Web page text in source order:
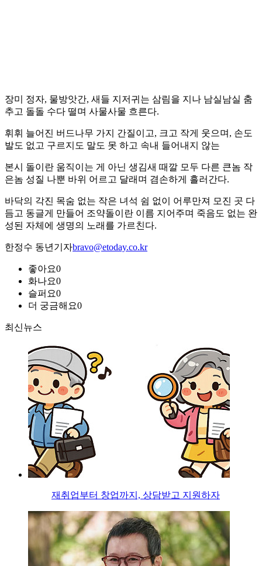
장미 정자, 물방앗간, 새들 지저귀는 삼림을 지나 남실남실 춤
추고 돌돌 수다 떨며 사물사물 흐른다.
휘휘 늘어진 버드나무 가지 간질이고, 크고 작게 웃으며, 손도
발도 없고 구르지도 말도 못 하고 속내 들어내지 않는
본시 돌이란 움직이는 게 아닌 생김새 때깔 모두 다른 큰놈 작
은놈 성질 나뿐 바위 어르고 달래며 겸손하게 흘러간다.
바닥의 각진 목숨 없는 작은 녀석 쉼 없이 어루만져 모진 곳 다
듬고 동글게 만들어 조약돌이란 이름 지어주며 죽음도 없는 완
성된 자체에 생명의 노래를 가르친다.
한정수 동년기자bravo@etoday.co.kr
좋아요0
화나요0
슬퍼요0
더 궁금해요0
최신뉴스
재취업부터 창업까지, 상담받고 지원하자